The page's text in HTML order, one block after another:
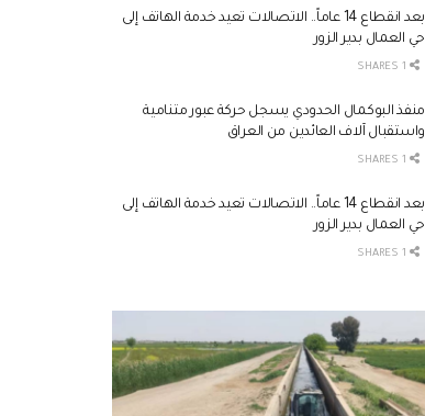
بعد انقطاع 14 عاماً.. الاتصالات تعيد خدمة الهاتف إلى
حي العمال بدير الزور
منفذ البوكمال الحدودي يسجل حركة عبور متنامية
واستقبال آلاف العائدين من العراق
بعد انقطاع 14 عاماً.. الاتصالات تعيد خدمة الهاتف إلى
حي العمال بدير الزور